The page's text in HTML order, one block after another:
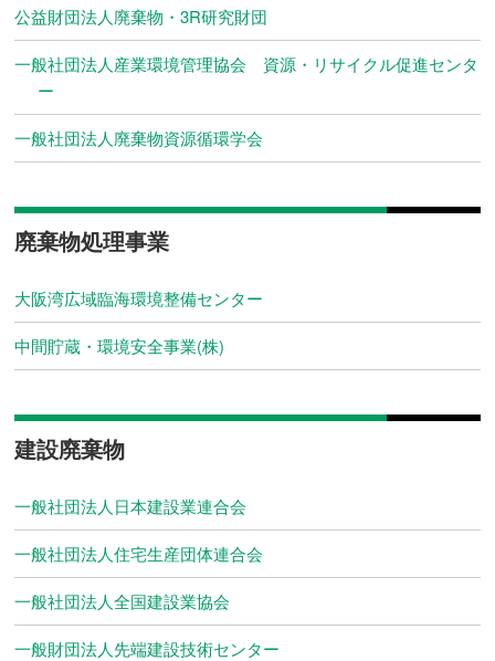
公益財団法人廃棄物・3R研究財団
一般社団法人産業環境管理協会 資源・リサイクル促進センタ
ー
一般社団法人廃棄物資源循環学会
廃棄物処理事業
大阪湾広域臨海環境整備センター
中間貯蔵・環境安全事業(株)
建設廃棄物
一般社団法人日本建設業連合会
一般社団法人住宅生産団体連合会
一般社団法人全国建設業協会
一般財団法人先端建設技術センター